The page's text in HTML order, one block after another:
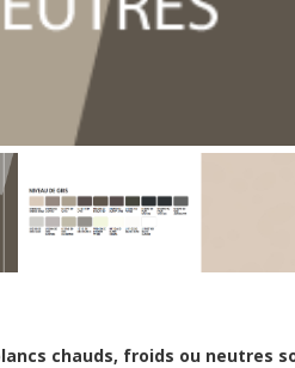
chauds, froids ou neutres